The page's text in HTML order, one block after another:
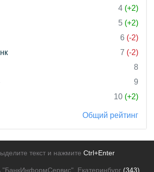
4 (+2)
5 (+2)
6 (-2)
7 (-2)
8
9
10 (+2)
Общий рейтинг
текст и нажмите Ctrl+Enter
Екатеринбург (343)